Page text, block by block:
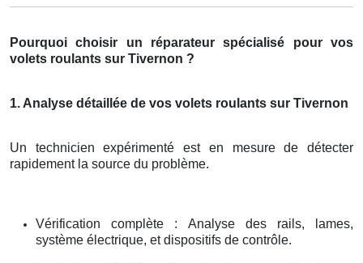
Pourquoi choisir un réparateur spécialisé pour vos
volets roulants sur Tivernon ?
1. Analyse détaillée de vos volets roulants sur Tivernon
Un technicien expérimenté est en mesure de détecter
rapidement la source du problème.
Vérification complète : Analyse des rails, lames,
système électrique, et dispositifs de contrôle.